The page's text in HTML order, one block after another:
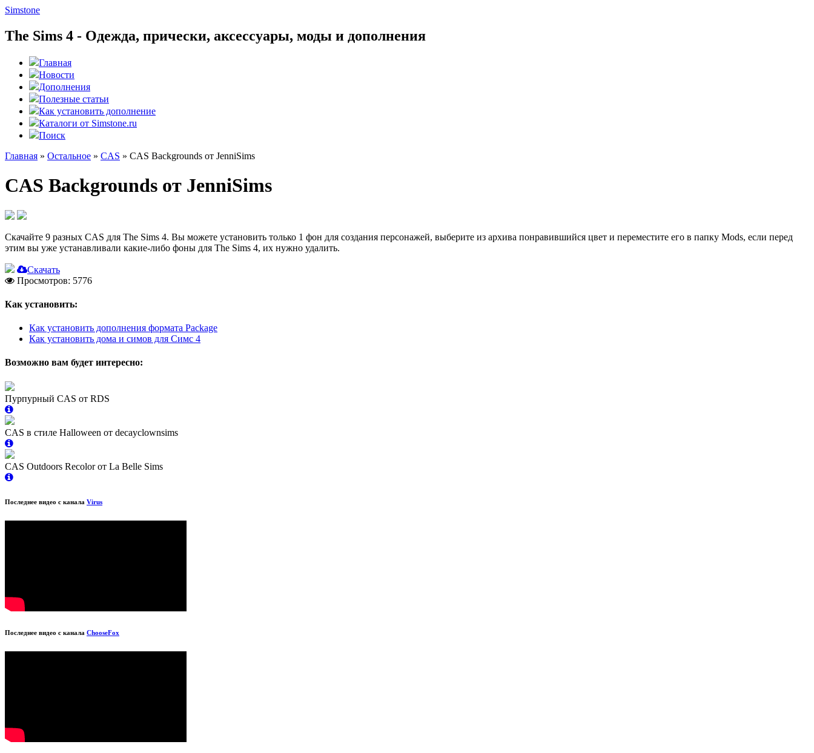
Simstone
The Sims 4 - Одежда, прически, аксессуары, моды и дополнения
Главная
Новости
Дополнения
Полезные статьи
Как установить дополнение
Каталоги от Simstone.ru
Поиск
Главная » Остальное » CAS » CAS Backgrounds от JenniSims
CAS Backgrounds от JenniSims
Скачайте 9 разных CAS для The Sims 4. Вы можете установить только 1 фон для создания персонажей, выберите из архива понравившийся цвет и переместите его в папку Mods, если перед
этим вы уже устанавливали какие-либо фоны для The Sims 4, их нужно удалить.
Скачать
Просмотров: 5776
Как установить:
Как установить дополнения формата Package
Как установить дома и симов для Симс 4
Возможно вам будет интересно:
Пурпурный CAS от RDS
CAS в стиле Halloween от decayclownsims
CAS Outdoors Recolor от La Belle Sims
Последнее видео с канала Virus
Последнее видео с канала ChooseFox